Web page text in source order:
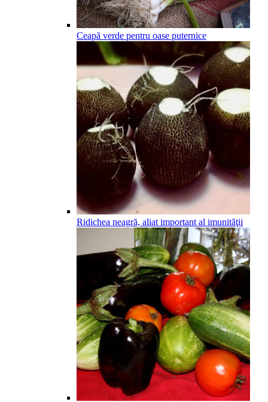
Ceapă verde pentru oase puternice
Ridichea neagră, aliat important al imunităţii